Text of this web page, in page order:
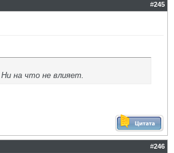
#245
Ни на что не влияет.
#246